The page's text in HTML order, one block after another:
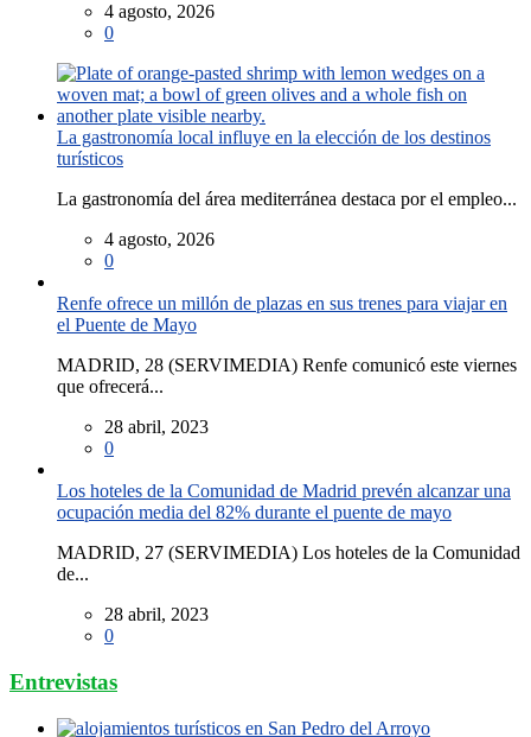
4 agosto, 2026
0
La gastronomía local influye en la elección de los destinos
turísticos
La gastronomía del área mediterránea destaca por el empleo...
4 agosto, 2026
0
Renfe ofrece un millón de plazas en sus trenes para viajar en
el Puente de Mayo
MADRID, 28 (SERVIMEDIA) Renfe comunicó este viernes
que ofrecerá...
28 abril, 2023
0
Los hoteles de la Comunidad de Madrid prevén alcanzar una
ocupación media del 82% durante el puente de mayo
MADRID, 27 (SERVIMEDIA) Los hoteles de la Comunidad
de...
28 abril, 2023
0
Entrevistas